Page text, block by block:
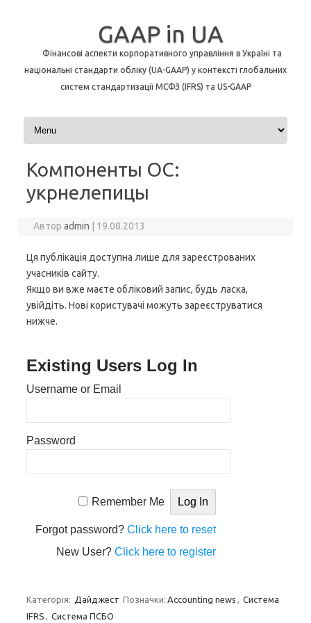
GAAP in UA
Фінансові аспекти корпоративного управління в Україні та
національні стандарти обліку (UA-GAAP) у контексті глобальних
систем стандартизації МСФЗ (IFRS) та US-GAAP
Перейти до контенту
Компоненты ОС:
укрнелепицы
Авторadmin 19.08.2013
Ця публікація доступна лише для зареєстрованих
учасників сайту.
Якщо ви вже маєте обліковий запис, будь ласка,
увійдіть. Нові користувачі можуть зареєструватися
нижче.
Existing Users Log In
Username or Email
Password
Remember Me
Forgot password?Click here to reset
New User?Click here to register
Категорія: Дайджест Позначки: Accounting news , Система
IFRS , Система ПСБО